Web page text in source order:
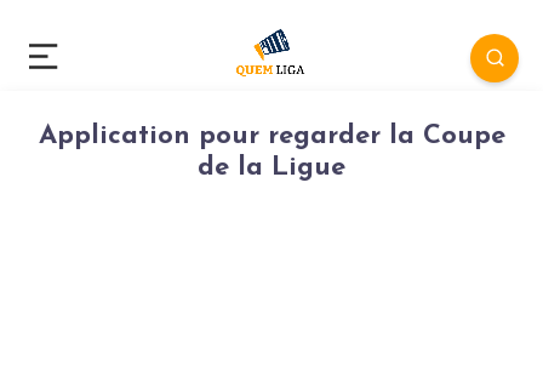
Application pour regarder la Coupe
de la Ligue